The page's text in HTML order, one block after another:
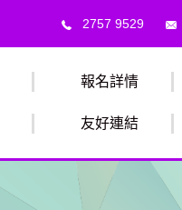
2757 9529
報名詳情
友好連結